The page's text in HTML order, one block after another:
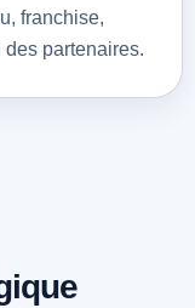
franchise,
partenaires.